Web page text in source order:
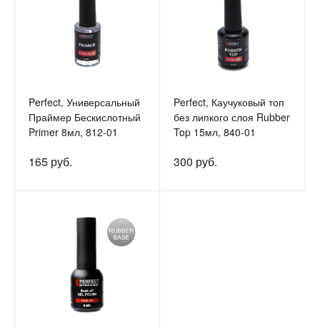
Perfect, Универсальный
Праймер Бескислотный
Primer 8мл, 812-01
165 руб.
Perfect, Каучуковый топ
без липкого слоя Rubber
Top 15мл, 840-01
300 руб.